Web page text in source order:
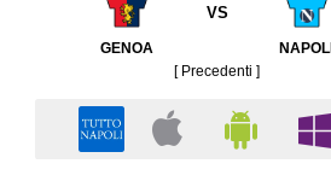
VS
GENOA
NAPOLI
[ Precedenti ]